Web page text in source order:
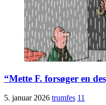
“Mette F. forsøger en
5. januar 2026 trumfes 11